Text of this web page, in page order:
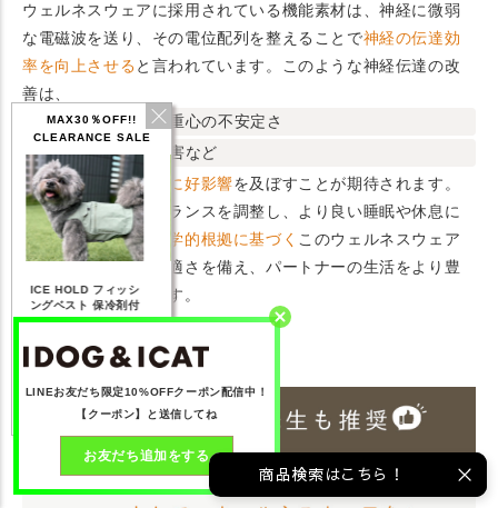
MAX30％OFF!!
CLEARANCE SALE
ッシ
剤付
ッククーラー 保冷剤
付
円(税込み)
詳しく見る
UVカット
詳しく見る 詳しく見る
ウェルネスウェアに採用されている機能素材は、神経に微弱
な電磁波を送り、その電位配列を整えることで神経の伝達効
率を向上させると言われています。このような神経伝達の改
善は、
つまずきによる重心の不安定さ
高齢犬の歩行障害など
身体機能の様々な面に好影響を及ぼすことが期待されます。
また、自律神経のバランスを調整し、より良い睡眠や休息に
つながる効果も。
科学的根拠に基づく このウェルネスウェア
は、性能の高さと快適さを備え、パートナーの生活をより豊
かにするアイテムです。
LINEお友だち限定10%OFFクーポン配信中！
【クーポン】と送信してね
お友だち追加をする
商品検索はこちら！